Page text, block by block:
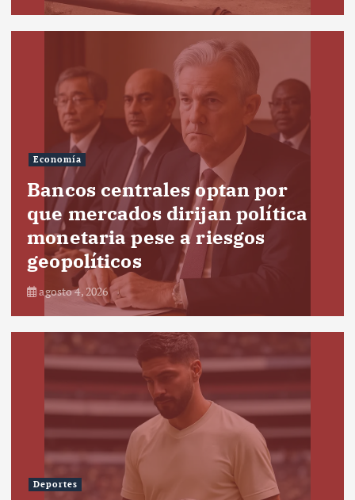
Economía
Bancos centrales optan por
que mercados dirijan política
monetaria pese a riesgos
geopolíticos
agosto 4, 2026
Deportes